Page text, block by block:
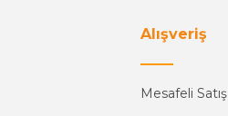
Alışveriş
Mesafeli